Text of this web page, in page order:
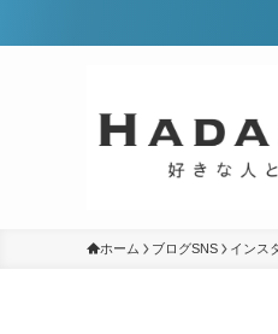
ホーム ブログSNS インス